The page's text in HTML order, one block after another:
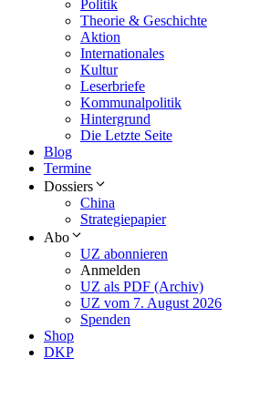
Politik
Theorie & Geschichte
Aktion
Internationales
Kultur
Leserbriefe
Kommunalpolitik
Hintergrund
Die Letzte Seite
Blog
Termine
Dossiers
China
Strategiepapier
Abo
UZ abonnieren
Anmelden
UZ als PDF (Archiv)
UZ vom 7. August 2026
Spenden
Shop
DKP